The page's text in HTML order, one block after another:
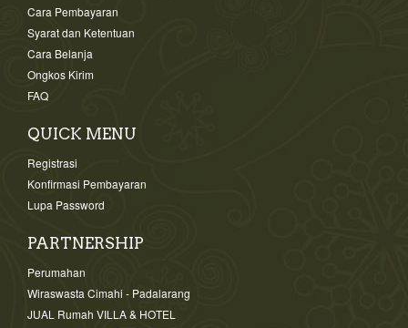
Cara Pembayaran
Syarat dan Ketentuan
Cara Belanja
Ongkos Kirim
FAQ
QUICK MENU
Registrasi
Konfirmasi Pembayaran
Lupa Password
PARTNERSHIP
Perumahan
Wiraswasta Cimahi - Padalarang
JUAL Rumah VILLA & HOTEL